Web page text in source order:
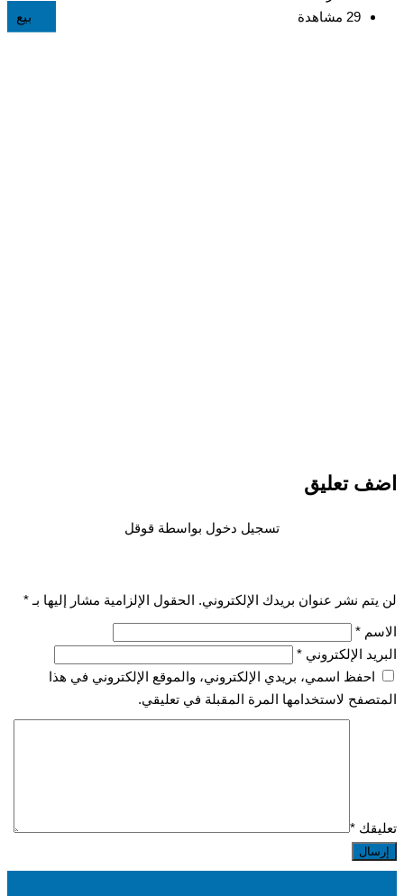
بيع
29 مشاهدة
اضف تعليق
تسجيل دخول بواسطة قوقل
لن يتم نشر عنوان بريدك الإلكتروني. الحقول الإلزامية مشار إليها بـ *
الاسم *
البريد الإلكتروني *
احفظ اسمي، بريدي الإلكتروني، والموقع الإلكتروني في هذا
المتصفح لاستخدامها المرة المقبلة في تعليقي.
تعليقك *